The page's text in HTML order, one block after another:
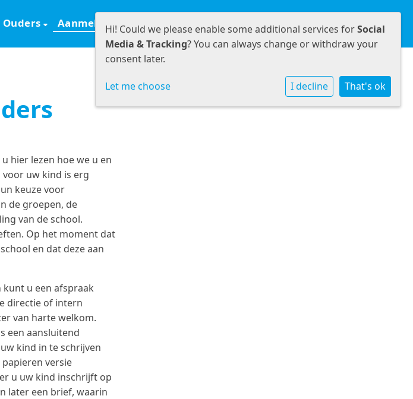
Ouders Aanmelden Samenwerken Informatie Contact
hier lezen hoe we u en
voor uw kind is erg
keuze voor
de groepen, de
van de school.
Op het moment dat
en dat deze aan
kunt u een afspraak
directie of intern
van harte welkom.
een aansluitend
kind in te schrijven
versie
u uw kind inschrijft op
later een brief, waarin
Hi! Could we please enable some additional services forSocial
Media & Tracking? You can always change or withdraw your
consent later.
Let me choose I decline That's ok